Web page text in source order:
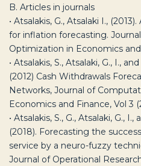
B. Articles in journals
• Atsalakis, G., Atsalaki I.,
for inflation forecasting.
Optimization in Economics and
• Atsalakis, S., Atsalaki, G., I.,
(2012) Cash Withdrawals
Networks, Journal of
Economics and Finance, Vol 3
• Atsalakis, S., G., Atsalaki, G.,
(2018). Forecasting the
service by a neuro-fuzzy
Journal of Operational